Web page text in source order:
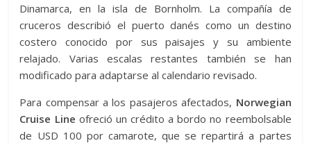
Dinamarca, en la isla de Bornholm. La compañía de
cruceros describió el puerto danés como un destino
costero conocido por sus paisajes y su ambiente
relajado. Varias escalas restantes también se han
modificado para adaptarse al calendario revisado.
Para compensar a los pasajeros afectados, Norwegian
Cruise Line ofreció un crédito a bordo no reembolsable
de USD 100 por camarote, que se repartirá a partes